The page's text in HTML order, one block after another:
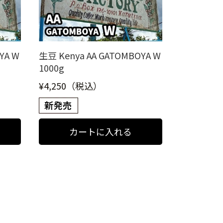
W
生豆 Kenya AA GATOMBOYA W
1000g
¥4,250（税込）